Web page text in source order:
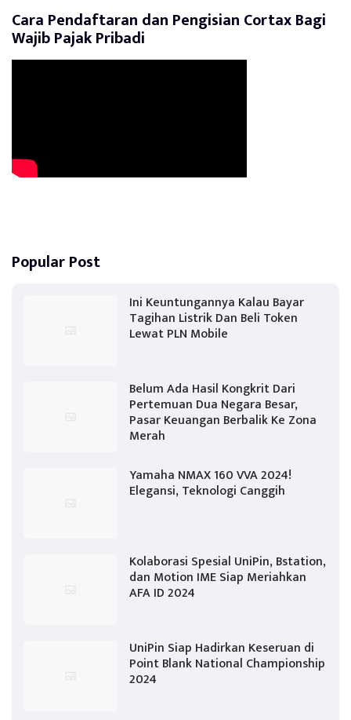
Cara Pendaftaran dan Pengisian Cortax Bagi
Wajib Pajak Pribadi
Popular Post
Ini Keuntungannya Kalau Bayar
Tagihan Listrik Dan Beli Token
Lewat PLN Mobile
Belum Ada Hasil Kongkrit Dari
Pertemuan Dua Negara Besar,
Pasar Keuangan Berbalik Ke Zona
Merah
Yamaha NMAX 160 VVA 2024!
Elegansi, Teknologi Canggih
Kolaborasi Spesial UniPin, Bstation,
dan Motion IME Siap Meriahkan
AFA ID 2024
UniPin Siap Hadirkan Keseruan di
Point Blank National Championship
2024